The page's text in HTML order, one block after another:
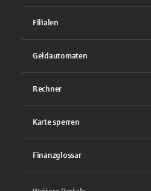
Filialen
Geldautomaten
Rechner
Karte sperren
Finanzglossar